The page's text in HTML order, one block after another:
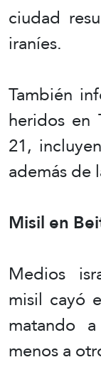
ciudad
iraníes.
También
heridos en
21,
además de
Misil en
Medios
misil cayó
matando
menos a